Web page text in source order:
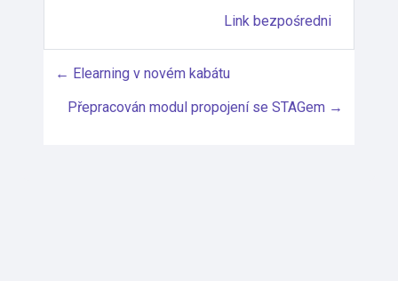
Link bezpośredni
← Elearning v novém kabátu
Přepracován modul propojení se STAGem →